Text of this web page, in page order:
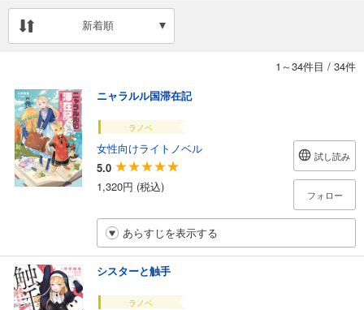
新着順
1～34件目 / 34件
ニャラルル国滞在記
ラノベ
女性向けライトノベル
5.0
1,320円 (税込)
試し読み
フォロー
あらすじを表示する
シスターと触手
ラノベ